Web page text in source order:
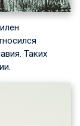
Таких